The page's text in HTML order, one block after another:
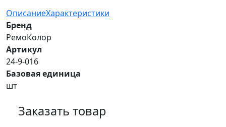
ОписаниеХарактеристики
Бренд
РемоКолор
Артикул
24-9-016
Базовая единица
шт
Заказать товар